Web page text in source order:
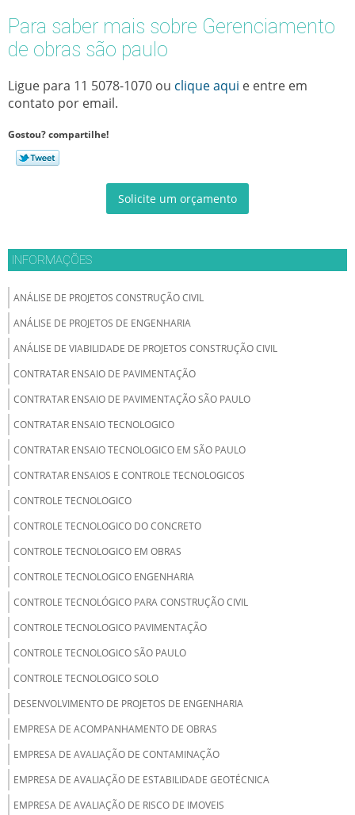
Para saber mais sobre Gerenciamento
de obras são paulo
Ligue para 11 5078-1070 ou clique aqui e entre em
contato por email.
Gostou? compartilhe!
Solicite um orçamento
INFORMAÇÕES
ANÁLISE DE PROJETOS CONSTRUÇÃO CIVIL
ANÁLISE DE PROJETOS DE ENGENHARIA
ANÁLISE DE VIABILIDADE DE PROJETOS CONSTRUÇÃO CIVIL
CONTRATAR ENSAIO DE PAVIMENTAÇÃO
CONTRATAR ENSAIO DE PAVIMENTAÇÃO SÃO PAULO
CONTRATAR ENSAIO TECNOLOGICO
CONTRATAR ENSAIO TECNOLOGICO EM SÃO PAULO
CONTRATAR ENSAIOS E CONTROLE TECNOLOGICOS
CONTROLE TECNOLOGICO
CONTROLE TECNOLOGICO DO CONCRETO
CONTROLE TECNOLOGICO EM OBRAS
CONTROLE TECNOLOGICO ENGENHARIA
CONTROLE TECNOLÓGICO PARA CONSTRUÇÃO CIVIL
CONTROLE TECNOLOGICO PAVIMENTAÇÃO
CONTROLE TECNOLOGICO SÃO PAULO
CONTROLE TECNOLOGICO SOLO
DESENVOLVIMENTO DE PROJETOS DE ENGENHARIA
EMPRESA DE ACOMPANHAMENTO DE OBRAS
EMPRESA DE AVALIAÇÃO DE CONTAMINAÇÃO
EMPRESA DE AVALIAÇÃO DE ESTABILIDADE GEOTÉCNICA
EMPRESA DE AVALIAÇÃO DE RISCO DE IMOVEIS